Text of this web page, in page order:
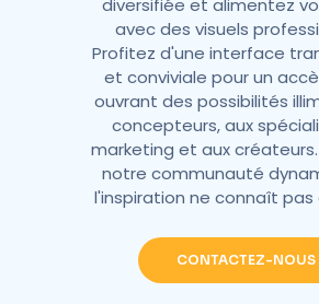
diversifiée et alimentez
avec des visuels
Profitez d'une interface
et conviviale pour un
ouvrant des possibilités
concepteurs, aux
marketing et aux
notre communauté
l'inspiration ne connaît pas
CONTACTEZ-NOUS